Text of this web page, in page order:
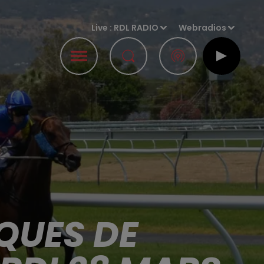
Live : RDL RADIO Webradios
DE